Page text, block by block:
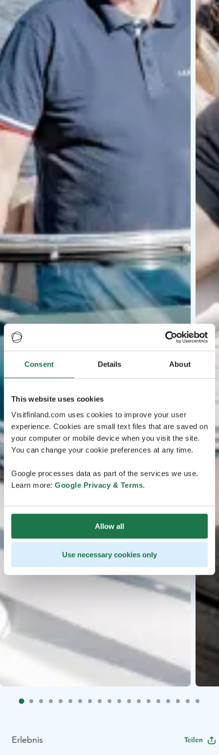
Consent Details About
This website uses cookies
Visitfinland.com uses cookies to improve your user
experience. Cookies are small text files that are saved on
your computer or mobile device when you visit the site.
You can change your cookie preferences at any time.
Google processes data as part of the services we use.
Learn more: Google Privacy & Terms.
Allow all
Use necessary cookies only
Erlebnis Teilen